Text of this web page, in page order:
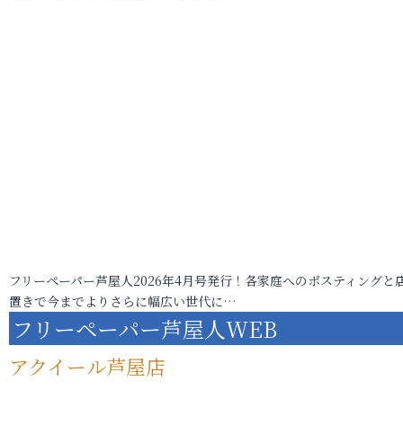
フリーペーパー芦屋人2026年4月号発行！各家庭へのポスティングと
置きで今までよりさらに幅広い世代に…
フリーペーパー芦屋人WEB
アクイール芦屋店